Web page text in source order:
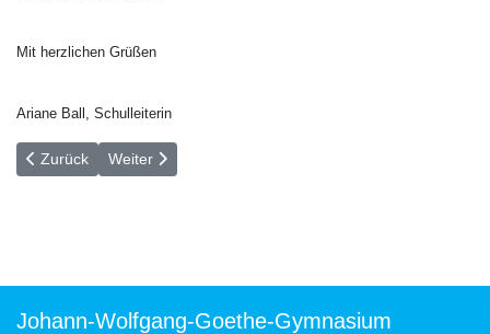
Mit herzlichen Grüßen
Ariane Ball, Schulleiterin
Vorheriger Beitrag: „Oh Gott, nur noch 2,5 Jahre bis zum Abitur!“
Zurück Nächster Beitrag: Anmeldeformular für die MSS
Weiter
Johann-Wolfgang-Goethe-Gymnasium